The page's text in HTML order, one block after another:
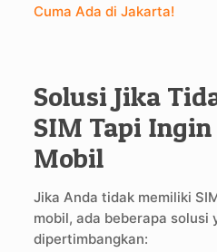
Cuma Ada di Jakarta!
Solusi Jika
SIM Tapi
Mobil
Jika Anda tidak memiliki
mobil, ada beberapa solusi
dipertimbangkan: